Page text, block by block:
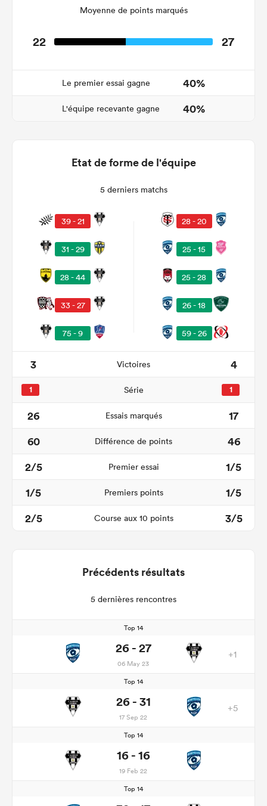
Moyenne de points marqués
22 27
Le premier essai gagne 40%
L'équipe recevante gagne 40%
Etat de forme de l'équipe
5 derniers matchs
39 - 21
31 - 29
28 - 44
33 - 27
75 - 9
28 - 20
25 - 15
25 - 28
26 - 18
59 - 26
3 Victoires 4
1 Série 1
26 Essais marqués
17
60
Différence de points
46
2/5
Premier essai
1/5
1/5
Premiers points
1/5
2/5
Course aux 10 points 3/5
Précédents résultats
5 dernières rencontres
Top 14
26 - 27
06 May 23
+1
Top 14
26 - 31
17 Sep 22
+5
Top 14
16 - 16
19 Feb 22
Top 14